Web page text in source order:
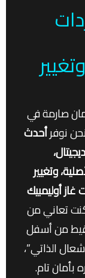
صارمة في
نوفرأحدث
وتغيير
أوليمبيك
تعاني من
من أسفل
الذاتي”،
بأمان تام.